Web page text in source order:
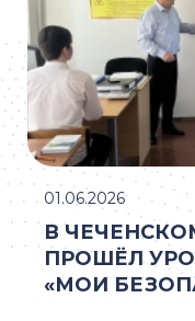
В
ПРОШЁЛ
«МОИ
01.06.2026